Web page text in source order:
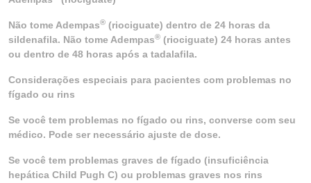
Não tome Adempas® (riociguate) dentro de 24 horas da
sildenafila. Não tome Adempas® (riociguate) 24 horas antes
ou dentro de 48 horas após a tadalafila.
Considerações especiais para pacientes com problemas no
fígado ou rins
Se você tem problemas no fígado ou rins, converse com seu
médico. Pode ser necessário ajuste de dose.
Se você tem problemas graves de fígado (insuficiência
hepática Child Pugh C) ou problemas graves nos rins